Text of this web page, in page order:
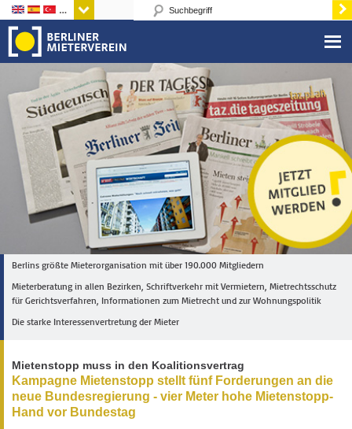
Sprachen
Berlins größte Mieterorganisation mit über 190.000 Mitgliedern
Mieterberatung in allen Bezirken, Schriftverkehr mit Vermietern, Mietrechtsschutz
für Gerichtsverfahren, Informationen zum Mietrecht und zur Wohnungspolitik
Die starke Interessenvertretung der Mieter
Mietenstopp muss in den Koalitionsvertrag
Kampagne Mietenstopp stellt fünf Forderungen an die
neue Bundesregierung - vier Meter hohe Mietenstopp-
Hand vor Bundestag